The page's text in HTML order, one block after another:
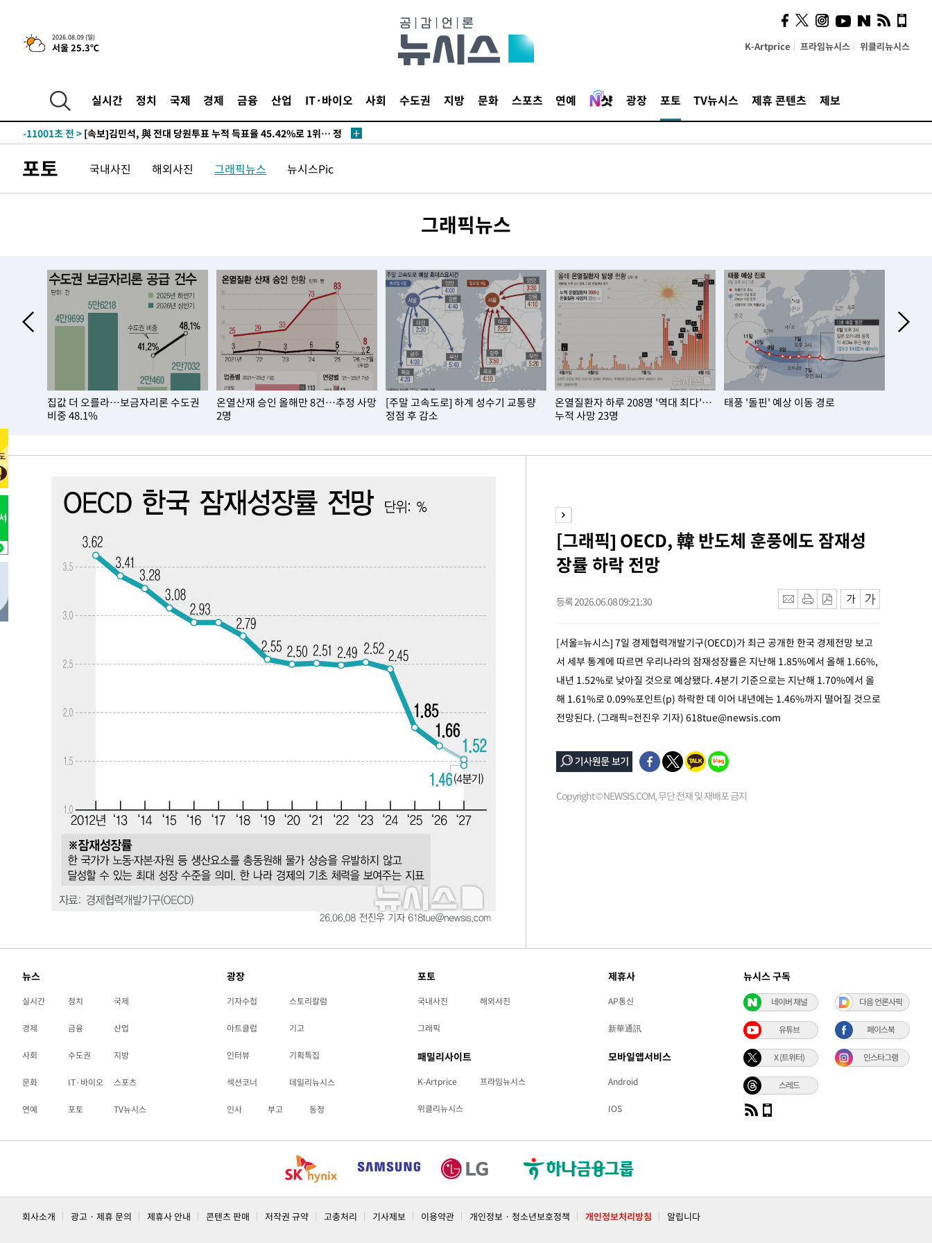
2026.08.09 (일)
서울 25.3℃ K-Artprice 프라임뉴시스 위클리뉴시스
실시간 정치 국제 경제 금융 산업 IT·바이오 사회 수도권 지방 문화 스포츠 연예 광장 포토 TV뉴시스 제휴 콘텐츠 제보
-20001초 전 >
이란 "호르무즈 재개방 합의 근접…美 배상 선행돼야"
-11048초 전 >
한민수·김용 순
-11001초 전 > [속보]김민석, 與 전대 당원투표 누적 득표율 45.42%로 1위… 정
42.08%·宋 10.17%
-9817초 전 >
이강인 "아틀레티코 이적 기뻐…등번호 7번 의미보단 팀 위해 뛸 것"
-9752초 전 >[속보]與 당대표 경선, 제주·인천 권리당원 투표 김민석 승리
-1547초 전 >온열질환 사망자 3명 늘어…누적 환자 3000명 돌파
1시간 전 >강릉에 시간당 81.4㎜ 물폭탄…도로 잠기고 담벼락 붕괴
2시간 전 >
백운산서 80년근 천종산삼 9뿌리 발견…감정가 1.3억원
2시간 전 >선재도서 해루질 나섰다 실종 60대, 닷새 만에 숨진 채 발견
남자 농구, 나고야 아시안게임서 '홈팀' 일본과 한일전
여수 오동도 해상서 모터보트 전복…1명 사망·1명 실종
극한폭염 한풀 꺾이지만…'낮 최고 35도' 무더위, 열대야 계속[다음주
5시간 전 >축구협회 "압수수색·성접대 논란 사과…쇄신의 기회로 삼겠다"
6시간 전 > [속보]'압수수색·성접대 논란' 축구협회 "실망과 걱정 안겨드려 죄송"
-11048초 전 > [속보]與최고위원 제주·인천 순회경선…박선원·최민희·서미화·
-10283초 전 >[속보]與 대표 경선 제주·인천 당원투표…金 47.75%·鄭
42.08%·宋 10.17%
-9817초 전 >
이강인 "아틀레티코 이적 기뻐…등번호 7번 의미보단 팀 위해 뛸 것"
[속보]與 당대표 경선, 제주·인천 권리당원 투표 김민석 승리
낮 최고 35도 '무더위'…동해안 시간당 30㎜ '강한 비'[내일날씨]
-2796초 전 >[속보]이강인 "감독님이 원하는 마음 느꼈고, 많은 트로피 원해 아틀
수도권 40도 육박 '펄펄'…동해안 일부 지역엔 호의주의보
-1547초 전 >
온열질환 사망자 3명 늘어…누적 환자 3000명 돌파
2시간 전 >선재도서 해루질 나섰다 실종 60대, 닷새 만에 숨진 채 발견
3시간 전 >여수 오동도 해상서 모터보트 전복…1명 사망·1명 실종
[속보]'압수수색·성접대 논란' 축구협회 "실망과 걱정 안겨드려 죄송"
11시간 전 >[속보]뉴욕증시 상승 마감…S&P 0.6% 나스닥 1.3%↑
포토 국내사진 해외사진 그래픽뉴스 뉴시스Pic
그래픽뉴스
집값 더 오를라…보금자리론 수도권
비중 48.1%
온열산재 승인 올해만 8건…추정 사망
2명
[주말 고속도로] 하계 성수기 교통량
정점 후 감소
온열질환자 하루 208명 '역대 최다'…
누적 사망 23명
태풍 '돌핀' 예상 이동 경로
[그래픽] OECD, 韓 반도체 훈풍에도 잠재성
장률 하락 전망
등록 2026.06.08 09:21:30
[서울=뉴시스] 7일 경제협력개발기구(OECD)가 최근 공개한 한국 경제전망 보고
서 세부 통계에 따르면 우리나라의 잠재성장률은 지난해 1.85%에서 올해 1.66%,
내년 1.52%로 낮아질 것으로 예상됐다. 4분기 기준으로는 지난해 1.70%에서 올
해 1.61%로 0.09%포인트(p) 하락한 데 이어 내년에는 1.46%까지 떨어질 것으로
전망된다. (그래픽=전진우 기자) 618tue@newsis.com
Copyright © NEWSIS.COM, 무단 전재 및 재배포 금지
뉴스
실시간 정치 국제
경제 금융 산업
사회 수도권 지방
문화 IT·바이오 스포츠
연예 포토 TV뉴시스
광장
기자수첩 스토리칼럼
아트클럽 기고
인터뷰 기획특집
섹션코너 데일리뉴시스
인사 부고 동정
포토
국내사진 해외사진
그래픽
패밀리사이트
K-Artprice 프라임뉴시스
위클리뉴시스
제휴사
AP통신
新華通訊
모바일앱서비스
Android
IOS
뉴시스 구독
네이버 채널 다음 언론사픽
유튜브 페이스북
X (트위터) 인스타그램
스레드
회사소개 광고 · 제휴 문의 제휴사 안내 콘텐츠 판매 저작권 규약 고충처리 기사제보 이용약관 개인정보 · 청소년보호정책 개인정보처리방침 알립니다